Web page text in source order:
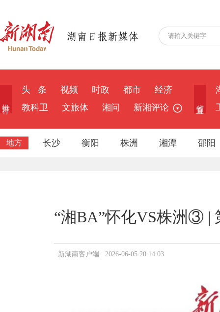
头 条 视频 时政 都市
经济
教科卫
文旅体 湘问 新湘评论
地方 长沙 衡阳 株洲 湘潭 邵阳
“湘BA”怀化VS株洲③ |
新湖南客户端 2026-06-05 20:14:03